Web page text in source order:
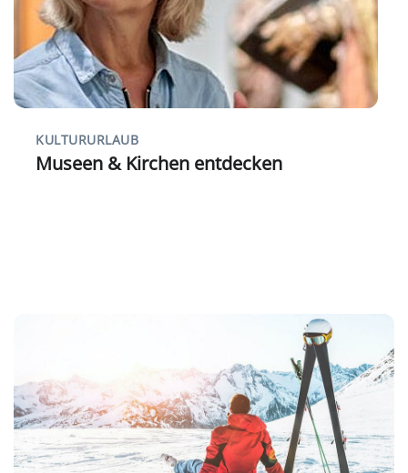
KULTURURLAUB
Museen & Kirchen entdecken